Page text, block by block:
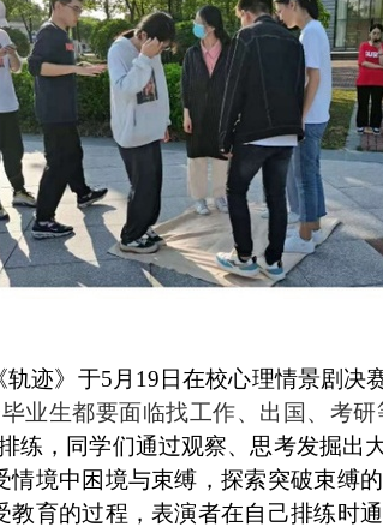
轨迹》于5 月 19 日在校心理情景剧决
业生都要面临找工作、出国、考
练，同学们通过观察、思考发掘
情境中困境与束缚，探索突破束缚
教育的过程，表演者在自己排练时